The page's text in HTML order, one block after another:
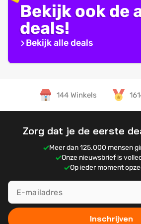
Bekijk ook de
deals!
Bekijk alle deals
144 Winkels
Zorg dat je de eerste
Meer dan 125.000 mensen
Onze nieuwsbrief is
Op ieder moment
Inschrijven